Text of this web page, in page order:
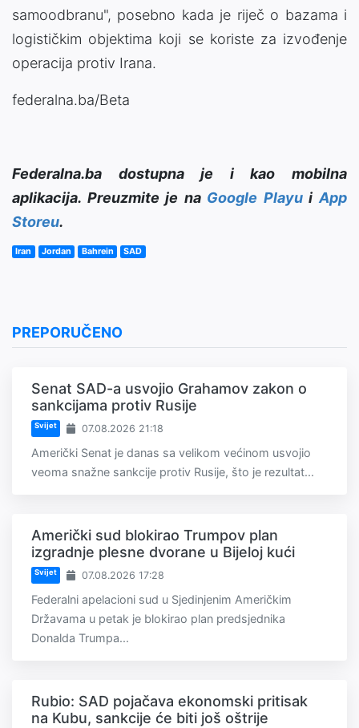
samoodbranu", posebno kada je riječ o bazama i
logističkim objektima koji se koriste za izvođenje
operacija protiv Irana.
federalna.ba/Beta
Federalna.ba dostupna je i kao mobilna
aplikacija. Preuzmite je na Google PlayuiApp
Storeu.
Iran Jordan Bahrein SAD
PREPORUČENO
Senat SAD-a usvojio Grahamov zakon o
sankcijama protiv Rusije
Svijet 07.08.2026 21:18
Američki Senat je danas sa velikom većinom usvojio
veoma snažne sankcije protiv Rusije, što je rezultat...
Američki sud blokirao Trumpov plan
izgradnje plesne dvorane u Bijeloj kući
Svijet 07.08.2026 17:28
Federalni apelacioni sud u Sjedinjenim Američkim
Državama u petak je blokirao plan predsjednika
Donalda Trumpa...
Rubio: SAD pojačava ekonomski pritisak
na Kubu, sankcije će biti još oštrije